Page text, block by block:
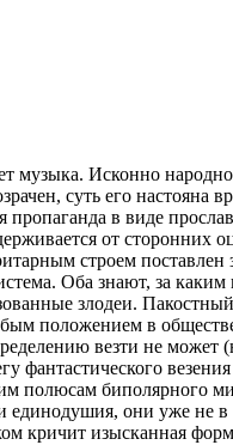
музыка. Исконно
суть его
пропаганда в виде
от
строем
Оба знают, за
злодеи.
положением в
везти не
фантастического
полюсам биполярного
они уже не
кричит изысканная